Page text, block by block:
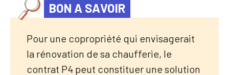
BON A SAVOIR
Pour une copropriété qui envisagerait
la rénovation de sa chaufferie, le
contrat P4 peut constituer une solution